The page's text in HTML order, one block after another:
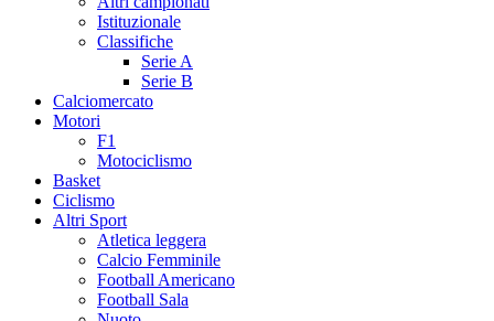
Istituzionale
Classifiche
Serie A
Serie B
Calciomercato
Motori
F1
Motociclismo
Basket
Ciclismo
Altri Sport
Atletica leggera
Calcio Femminile
Football Americano
Football Sala